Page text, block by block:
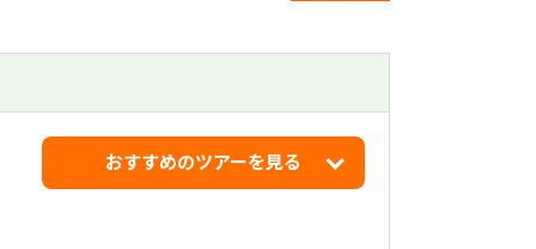
おすすめのツアーを見る